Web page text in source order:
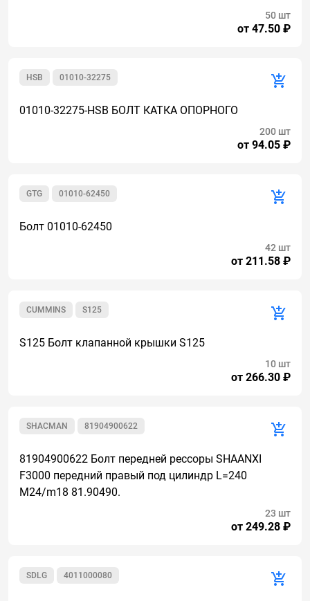
от 47.50 ₽
50 шт
01010-32275
HSB
01010-32275-HSB БОЛТ КАТКА ОПОРНОГО
от 94.05 ₽
200 шт
01010-62450
GTG
Болт 01010-62450
от 211.58 ₽
42 шт
S125
CUMMINS
S125 Болт клапанной крышки S125
от 266.30 ₽
10 шт
81904900622
SHACMAN
81904900622 Болт передней рессоры SHAANXI
F3000 передний правый под цилиндр L=240
M24/m18 81.90490.
от 249.28 ₽
23 шт
4011000080
SDLG